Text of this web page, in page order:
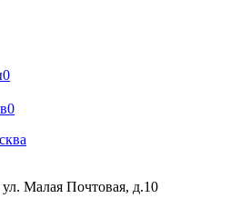
0
0
Малая Почтовая, д.10